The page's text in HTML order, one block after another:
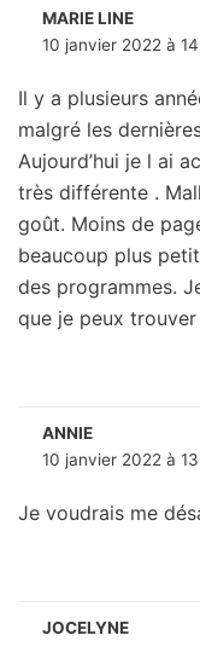
MARIE LINE
10 janvier 2022 à
Il y a plusieurs
malgré les
Aujourd’hui je l ai
très différente .
goût. Moins de
beaucoup plus
des programmes.
que je peux trouver
ANNIE
10 janvier 2022 à
Je voudrais me
JOCELYNE